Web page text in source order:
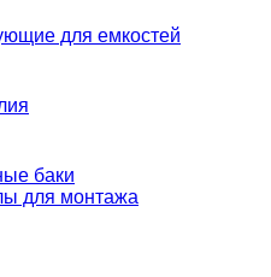
для емкостей
баки
для монтажа